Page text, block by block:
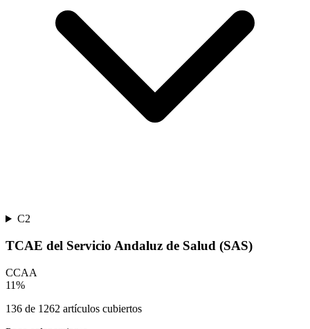
C2
TCAE del Servicio Andaluz de Salud (SAS)
CCAA
11%
136 de 1262 artículos cubiertos